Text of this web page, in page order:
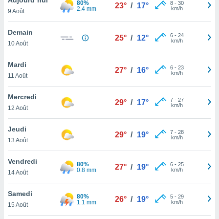
et
»,
au
vous
qu'ils
ou
le
ainsi
un
la
du
9 Août
80%
2.4 mm
23° / 17° 8- 30
km/h
Demain
10 Août
25° / 12° 6- 24
km/h
Mardi
11 Août
27° / 16° 6- 23
km/h
Mercredi
12 Août
29° / 17° 7- 27
km/h
Jeudi
13 Août
29° / 19° 7- 28
km/h
Vendredi
14 Août
80%
0.8 mm
27° / 19° 6- 25
km/h
Samedi
15 Août
80%
1.1 mm
26° / 19° 5- 29
km/h